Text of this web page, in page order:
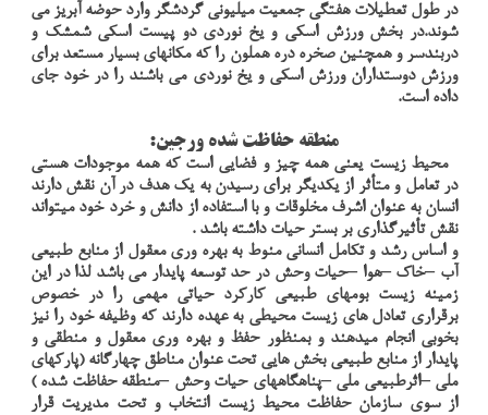
در طول تعطیلات هفتگی جمعیت میلیونی گردشگر وارد حوضه آبریز می
شوند.در بخش ورزش اسکی و یخ نوردی دو پیست اسکی شمشک و
دربندسر و همچنین صخره دره هملون را که مکانهای بسیار مستعد برای
ورزش دوستداران ورزش اسکی و یخ نوردی می باشند را در خود جای
داده است.
منطقه حفاظت شده ورجين:
محيط زيست يعني همه چيز و فضايي است كه همه موجودات هستي
در تعامل و متأثر از يكديگر براي رسيدن به يك هدف در آن نقش دارند
انسان به عنوان اشرف مخلوقات و با استفاده از دانش و خرد خود ميتواند
نقش تأثيرگذاري بر بستر حيات داشته باشد .
و اساس رشد و تكامل انساني منوط به بهره وري معقول از منابع طبيعي
آب –خاك –هوا –حيات وحش در حد توسعه پايدار مي باشد لذا در اين
زمينه زيست بومهاي طبيعي كاركرد حياتي مهمي را در خصوص
برقراري تعادل هاي زيست محيطي به عهده دارند كه وظيفه خود را نيز
بخوبي انجام ميدهند و بمنظور حفظ و بهره وري معقول و منطقي و
پايدار از منابع طبيعي بخش هايي تحت عنوان مناطق چهارگانه (پاركهاي
ملي –اثرطبيعي ملي –پناهگاههاي حيات وحش –منطقه حفاظت شده )
از سوي سازمان حفاظت محيط زيست انتخاب و تحت مديريت قرار